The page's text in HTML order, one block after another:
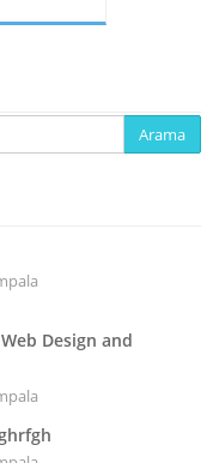
Arama
Web Design and